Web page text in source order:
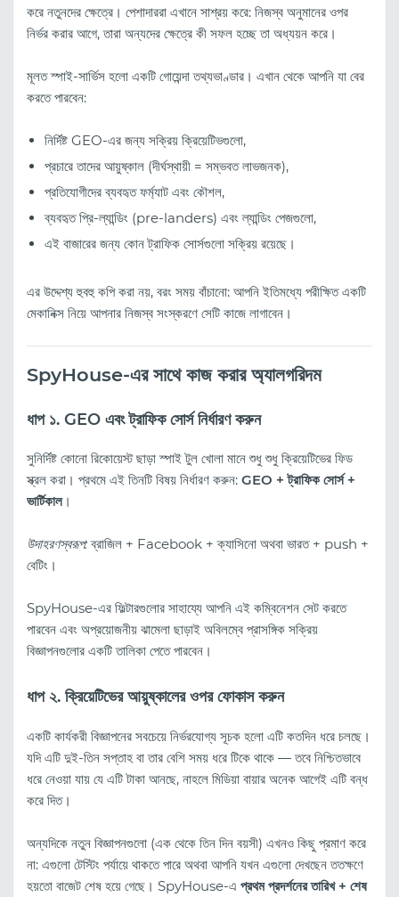
করে নতুনদের ক্ষেত্রে। পেশাদাররা এখানে সাশ্রয় করে: নিজস্ব অনুমানের ওপর
নির্ভর করার আগে, তারা অন্যদের ক্ষেত্রে কী সফল হচ্ছে তা অধ্যয়ন করে।
মূলত স্পাই-সার্ভিস হলো একটি গোয়েন্দা তথ্যভাণ্ডার। এখান থেকে আপনি যা বের
করতে পারবেন:
নির্দিষ্ট GEO-এর জন্য সক্রিয় ক্রিয়েটিভগুলো,
প্রচারে তাদের আয়ুষ্কাল (দীর্ঘস্থায়ী = সম্ভবত লাভজনক),
প্রতিযোগীদের ব্যবহৃত ফর্ম্যাট এবং কৌশল,
ব্যবহৃত প্রি-ল্যান্ডিং (pre-landers) এবং ল্যান্ডিং পেজগুলো,
এই বাজারের জন্য কোন ট্রাফিক সোর্সগুলো সক্রিয় রয়েছে।
এর উদ্দেশ্য হুবহু কপি করা নয়, বরং সময় বাঁচানো: আপনি ইতিমধ্যে পরীক্ষিত একটি
মেকানিক্স নিয়ে আপনার নিজস্ব সংস্করণে সেটি কাজে লাগাবেন।
SpyHouse-এর সাথে কাজ করার অ্যালগরিদম
ধাপ ১. GEO এবং ট্রাফিক সোর্স নির্ধারণ করুন
সুনির্দিষ্ট কোনো রিকোয়েস্ট ছাড়া স্পাই টুল খোলা মানে শুধু শুধু ক্রিয়েটিভের ফিড
স্ক্রল করা। প্রথমে এই তিনটি বিষয় নির্ধারণ করুন: GEO + ট্রাফিক সোর্স +
ভার্টিকাল।
উদাহরণস্বরূপ:ব্রাজিল + Facebook + ক্যাসিনো অথবা ভারত + push +
বেটিং।
SpyHouse-এর ফিল্টারগুলোর সাহায্যে আপনি এই কম্বিনেশন সেট করতে
পারবেন এবং অপ্রয়োজনীয় ঝামেলা ছাড়াই অবিলম্বে প্রাসঙ্গিক সক্রিয়
বিজ্ঞাপনগুলোর একটি তালিকা পেতে পারবেন।
ধাপ ২. ক্রিয়েটিভের আয়ুষ্কালের ওপর ফোকাস করুন
একটি কার্যকরী বিজ্ঞাপনের সবচেয়ে নির্ভরযোগ্য সূচক হলো এটি কতদিন ধরে চলছে।
যদি এটি দুই-তিন সপ্তাহ বা তার বেশি সময় ধরে টিকে থাকে — তবে নিশ্চিতভাবে
ধরে নেওয়া যায় যে এটি টাকা আনছে, নাহলে মিডিয়া বায়ার অনেক আগেই এটি বন্ধ
করে দিত।
অন্যদিকে নতুন বিজ্ঞাপনগুলো (এক থেকে তিন দিন বয়সী) এখনও কিছু প্রমাণ করে
না: এগুলো টেস্টিং পর্যায়ে থাকতে পারে অথবা আপনি যখন এগুলো দেখছেন ততক্ষণে
হয়তো বাজেট শেষ হয়ে গেছে। SpyHouse-এ প্রথম প্রদর্শনের তারিখ + শেষ